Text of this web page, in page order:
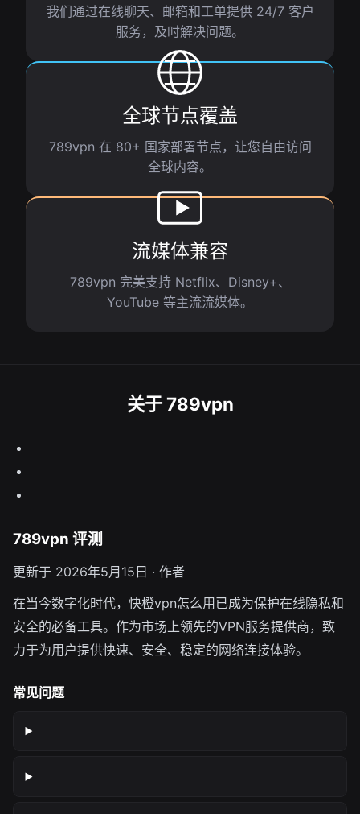
我们通过在线聊天、邮箱和工单提供 24/7 客户
服务，及时解决问题。
全球节点覆盖
789vpn 在 80+ 国家部署节点，让您自由访问
全球内容。
流媒体兼容
789vpn 完美支持 Netflix、Disney+、
YouTube 等主流流媒体。
关于 789vpn
789vpn 评测
更新于 2026年5月15日 · 作者
在当今数字化时代，快橙vpn怎么用已成为保护在线隐私和
安全的必备工具。作为市场上领先的VPN服务提供商，致
力于为用户提供快速、安全、稳定的网络连接体验。
常见问题